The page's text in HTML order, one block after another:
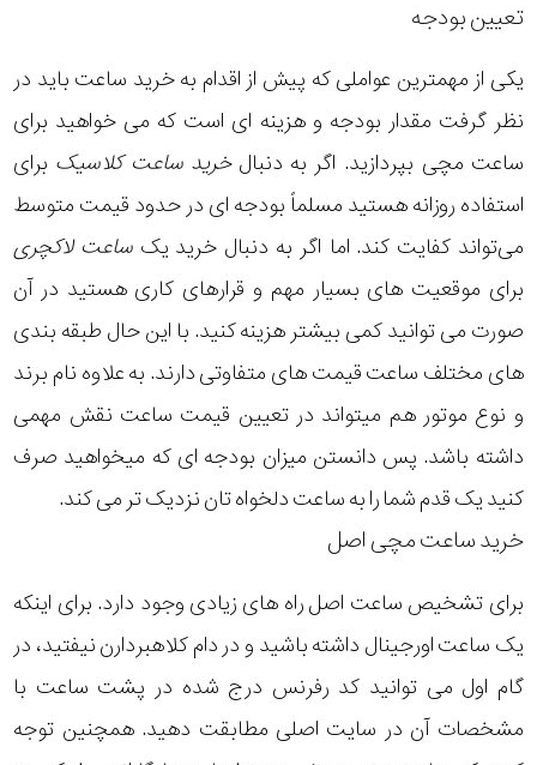
تعیین بودجه
یکی از مهمترین عواملی که پیش از اقدام به خرید ساعت باید در
نظر گرفت مقدار بودجه و هزینه ای است که می خواهید برای
ساعت مچی بپردازید. اگر به دنبالخرید ساعت کلاسیک برای
استفاده روزانه هستید مسلماً بودجه ای در حدود قیمت متوسط
می‌تواند کفایت کند. اما اگر به دنبال خرید یکساعت لاکچری
برای موقعیت های بسیار مهم و قرارهای کاری هستید در آن
صورت می توانید کمی بیشتر هزینه کنید. با این حال طبقه بندی
های مختلف ساعت قیمت های متفاوتی دارند. به علاوه نام برند
و نوع موتور هم میتواند در تعیین قیمت ساعت نقش مهمی
داشته باشد. پس دانستن میزان بودجه ای که میخواهید صرف
کنید یک قدم شما را به ساعت دلخواه تان نزدیک تر می کند.
خرید ساعت مچی اصل
برای تشخیص ساعت اصل راه های زیادی وجود دارد. برای اینکه
یک ساعت اورجینال داشته باشید و در دام کلاهبردارن نیفتید، در
گام اول می توانید کد رفرنس درج شده در پشت ساعت با
مشخصات آن در سایت اصلی مطابقت دهید. همچنین توجه